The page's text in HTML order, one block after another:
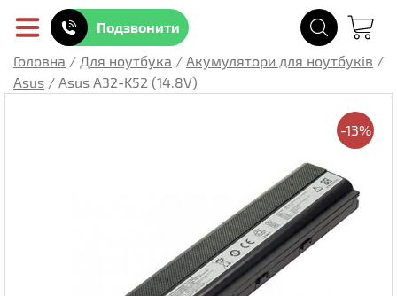
Подзвонити
Головна / Для ноутбука / Акумулятори для ноутбуків /
Asus / Asus A32-K52 (14.8V)
-13%